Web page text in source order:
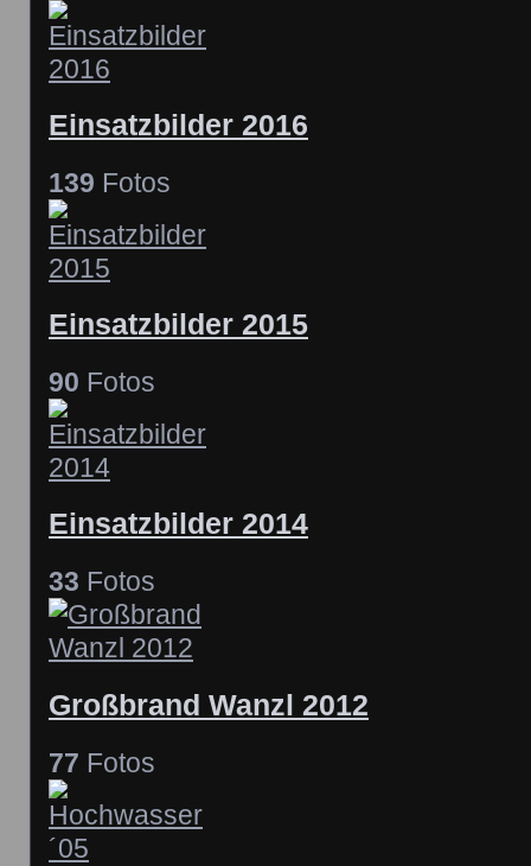
Einsatzbilder 2016
139 Fotos
Einsatzbilder 2015
90 Fotos
Einsatzbilder 2014
33 Fotos
Großbrand Wanzl 2012
77 Fotos